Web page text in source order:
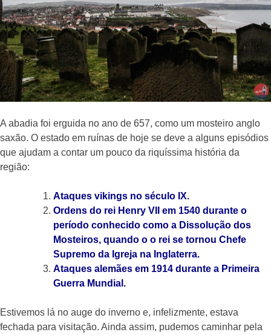
A abadia foi erguida no ano de 657, como um mosteiro anglo
saxão. O estado em ruínas de hoje se deve a alguns episódios
que ajudam a contar um pouco da riquíssima história da
região:
Ataques vikings no século IX.
Ordens do rei Henry VII em 1540 durante o
período conhecido como a Dissolução dos
Mosteiros, quando o o rei se tornou Chefe
Supremo da Igreja na Inglaterra.
Ataques alemães em 1914 durante a Primeira
Guerra Mundial.
Estivemos lá no auge do inverno e, infelizmente, estava
fechada para visitação. Ainda assim, pudemos caminhar pela